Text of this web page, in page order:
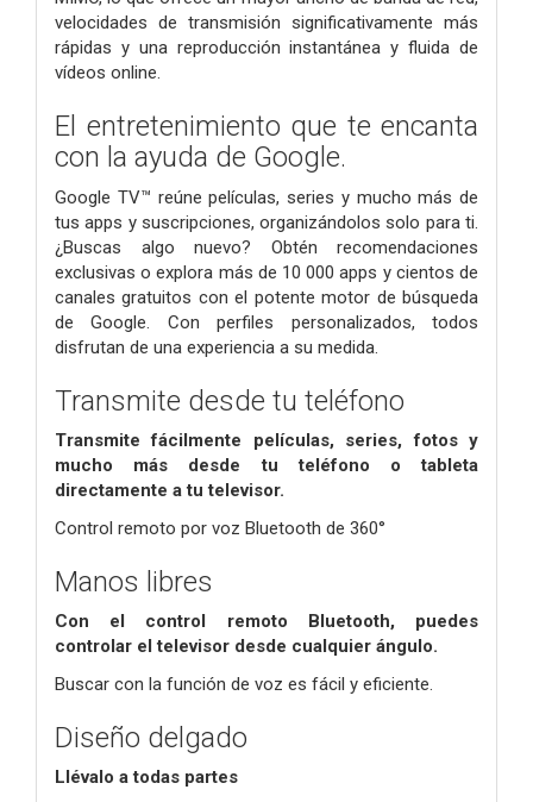
velocidades de transmisión significativamente más
rápidas y una reproducción instantánea y fluida de
vídeos online.
El entretenimiento que te encanta
con la ayuda de Google.
Google TV™ reúne películas, series y mucho más de
tus apps y suscripciones, organizándolos solo para ti.
¿Buscas algo nuevo? Obtén recomendaciones
exclusivas o explora más de 10 000 apps y cientos de
canales gratuitos con el potente motor de búsqueda
de Google. Con perfiles personalizados, todos
disfrutan de una experiencia a su medida.
Transmite desde tu teléfono
Transmite fácilmente películas, series, fotos y
mucho más desde tu teléfono o tableta
directamente a tu televisor.
Control remoto por voz Bluetooth de 360°
Manos libres
Con el control remoto Bluetooth, puedes
controlar el televisor desde cualquier ángulo.
Buscar con la función de voz es fácil y eficiente.
Diseño delgado
Llévalo a todas partes